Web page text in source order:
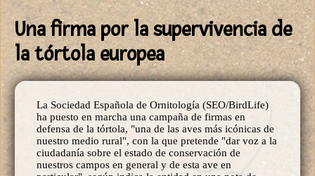
Una firma por la supervivencia de
la tórtola europea
La Sociedad Española de Ornitología (SEO/BirdLife)
ha puesto en marcha una campaña de firmas en
defensa de la tórtola, "una de las aves más icónicas de
nuestro medio rural", con la que pretende "dar voz a la
ciudadanía sobre el estado de conservación de
nuestros campos en general y de esta ave en